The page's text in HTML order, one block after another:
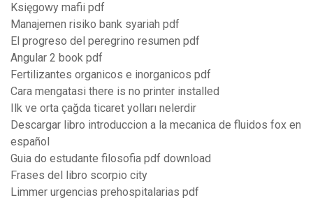
Księgowy mafii pdf
Manajemen risiko bank syariah pdf
El progreso del peregrino resumen pdf
Angular 2 book pdf
Fertilizantes organicos e inorganicos pdf
Cara mengatasi there is no printer installed
Ilk ve orta çağda ticaret yolları nelerdir
Descargar libro introduccion a la mecanica de fluidos fox en
español
Guia do estudante filosofia pdf download
Frases del libro scorpio city
Limmer urgencias prehospitalarias pdf